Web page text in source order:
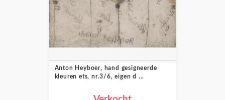
Anton Heyboer, hand gesigneerde
kleuren ets, nr.3/6, eigen d ...